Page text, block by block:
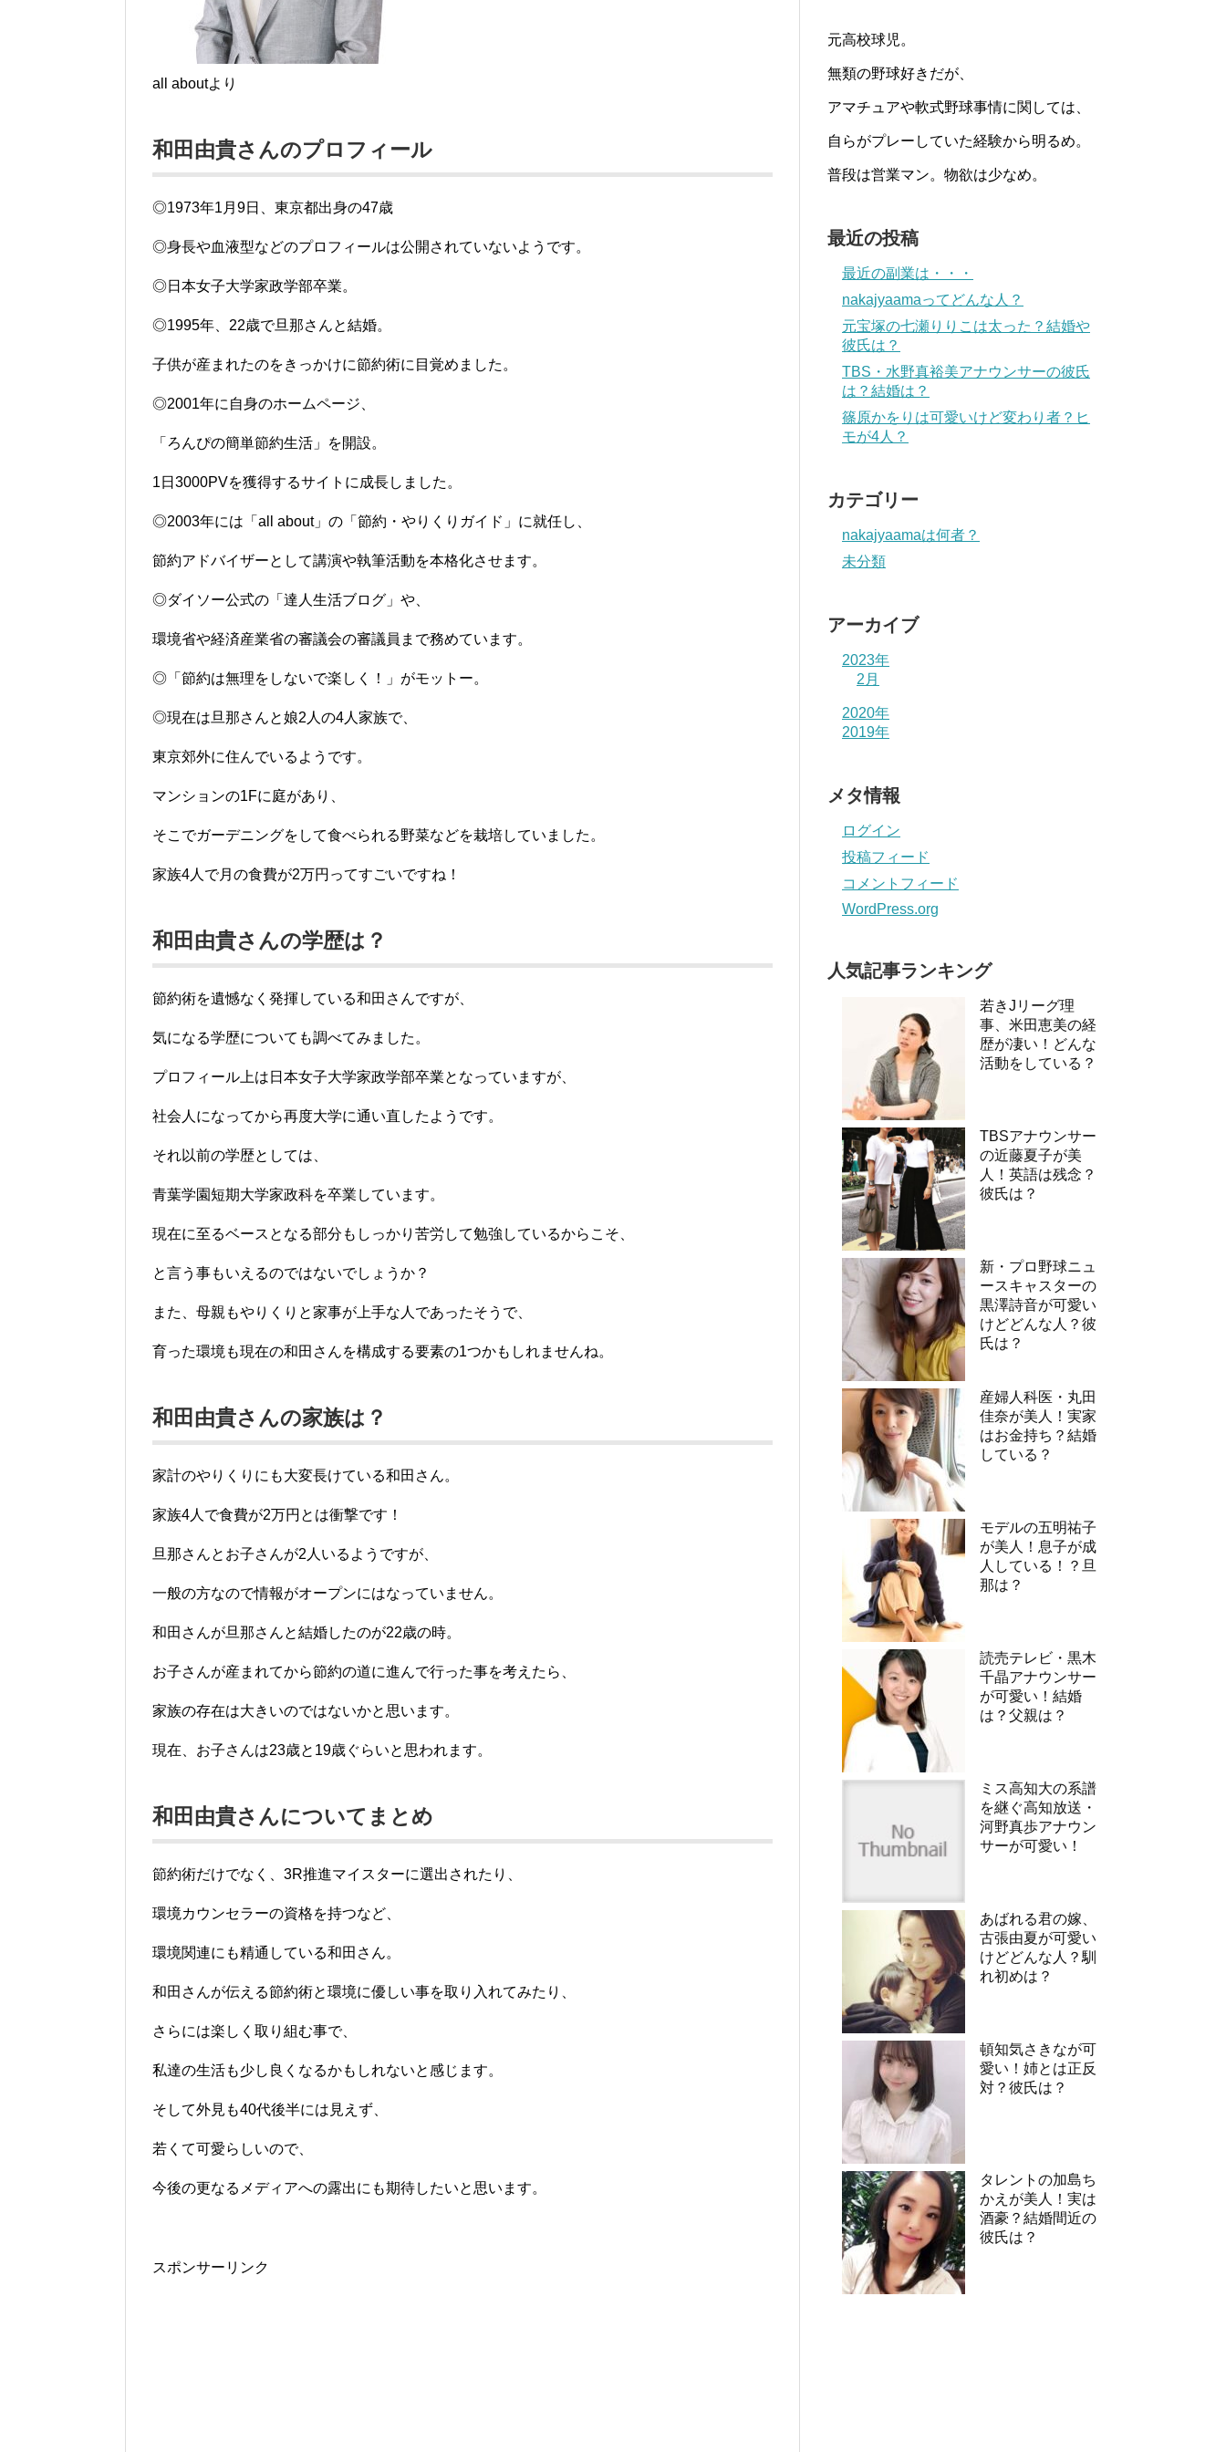
all aboutより
和田由貴さんのプロフィール
◎1973年1月9日、東京都出身の47歳
◎身長や血液型などのプロフィールは公開されていないようです。
◎日本女子大学家政学部卒業。
◎1995年、22歳で旦那さんと結婚。
子供が産まれたのをきっかけに節約術に目覚めました。
◎2001年に自身のホームページ、
「ろんぴの簡単節約生活」を開設。
1日3000PVを獲得するサイトに成長しました。
◎2003年には「all about」の「節約・やりくりガイド」に就任し、
節約アドバイザーとして講演や執筆活動を本格化させます。
◎ダイソー公式の「達人生活ブログ」や、
環境省や経済産業省の審議会の審議員まで務めています。
◎「節約は無理をしないで楽しく！」がモットー。
◎現在は旦那さんと娘2人の4人家族で、
東京郊外に住んでいるようです。
マンションの1Fに庭があり、
そこでガーデニングをして食べられる野菜などを栽培していました。
家族4人で月の食費が2万円ってすごいですね！
和田由貴さんの学歴は？
節約術を遺憾なく発揮している和田さんですが、
気になる学歴についても調べてみました。
プロフィール上は日本女子大学家政学部卒業となっていますが、
社会人になってから再度大学に通い直したようです。
それ以前の学歴としては、
青葉学園短期大学家政科を卒業しています。
現在に至るベースとなる部分もしっかり苦労して勉強しているからこそ、
と言う事もいえるのではないでしょうか？
また、母親もやりくりと家事が上手な人であったそうで、
育った環境も現在の和田さんを構成する要素の1つかもしれませんね。
和田由貴さんの家族は？
家計のやりくりにも大変長けている和田さん。
家族4人で食費が2万円とは衝撃です！
旦那さんとお子さんが2人いるようですが、
一般の方なので情報がオープンにはなっていません。
和田さんが旦那さんと結婚したのが22歳の時。
お子さんが産まれてから節約の道に進んで行った事を考えたら、
家族の存在は大きいのではないかと思います。
現在、お子さんは23歳と19歳ぐらいと思われます。
和田由貴さんについてまとめ
節約術だけでなく、3R推進マイスターに選出されたり、
環境カウンセラーの資格を持つなど、
環境関連にも精通している和田さん。
和田さんが伝える節約術と環境に優しい事を取り入れてみたり、
さらには楽しく取り組む事で、
私達の生活も少し良くなるかもしれないと感じます。
そして外見も40代後半には見えず、
若くて可愛らしいので、
今後の更なるメディアへの露出にも期待したいと思います。
スポンサーリンク
元高校球児。
無類の野球好きだが、
アマチュアや軟式野球事情に関しては、
自らがプレーしていた経験から明るめ。
普段は営業マン。物欲は少なめ。
最近の投稿
最近の副業は・・・
nakajyaamaってどんな人？
元宝塚の七瀬りりこは太った？結婚や
彼氏は？
TBS・水野真裕美アナウンサーの彼氏
は？結婚は？
篠原かをりは可愛いけど変わり者？ヒ
モが4人？
カテゴリー
nakajyaamaは何者？
未分類
アーカイブ
2023年
2月
2020年
2019年
メタ情報
ログイン
投稿フィード
コメントフィード
WordPress.org
人気記事ランキング
若きJリーグ理
事、米田恵美の経
歴が凄い！どんな
活動をしている？
TBSアナウンサー
の近藤夏子が美
人！英語は残念？
彼氏は？
新・プロ野球ニュ
ースキャスターの
黒澤詩音が可愛い
けどどんな人？彼
氏は？
産婦人科医・丸田
佳奈が美人！実家
はお金持ち？結婚
している？
モデルの五明祐子
が美人！息子が成
人している！？旦
那は？
読売テレビ・黒木
千晶アナウンサー
が可愛い！結婚
は？父親は？
ミス高知大の系譜
を継ぐ高知放送・
河野真歩アナウン
サーが可愛い！
あばれる君の嫁、
古張由夏が可愛い
けどどんな人？馴
れ初めは？
頓知気さきなが可
愛い！姉とは正反
対？彼氏は？
タレントの加島ち
かえが美人！実は
酒豪？結婚間近の
彼氏は？